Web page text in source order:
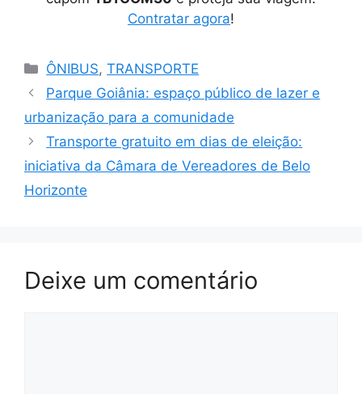
Contratar agora!
Categorias
ÔNIBUS,TRANSPORTE
Parque Goiânia: espaço público de lazer e
urbanização para a comunidade
Transporte gratuito em dias de eleição:
iniciativa da Câmara de Vereadores de Belo
Horizonte
Deixe um comentário